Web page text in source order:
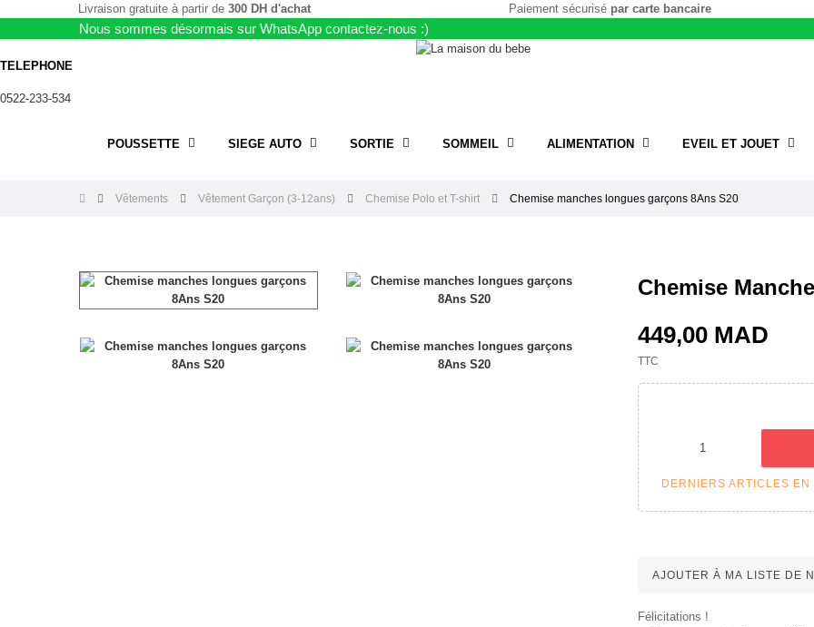
Livraison gratuite à partir de 300 DH d'achat Paiement sécurisé par carte bancaire
Nous sommes désormais sur WhatsApp contactez-nous :)
TELEPHONE
0522-233-534
POUSSETTE SIEGE AUTO SORTIE SOMMEIL ALIMENTATION EVEIL ET JOUET
Vêtements Vêtement Garçon (3-12ans) Chemise Polo et T-shirt Chemise manches longues garçons 8Ans S20
Chemise
449,00 MAD
TTC
DERNIERS ARTICLES EN
AJOUTER À MA LISTE DE
Félicitations !